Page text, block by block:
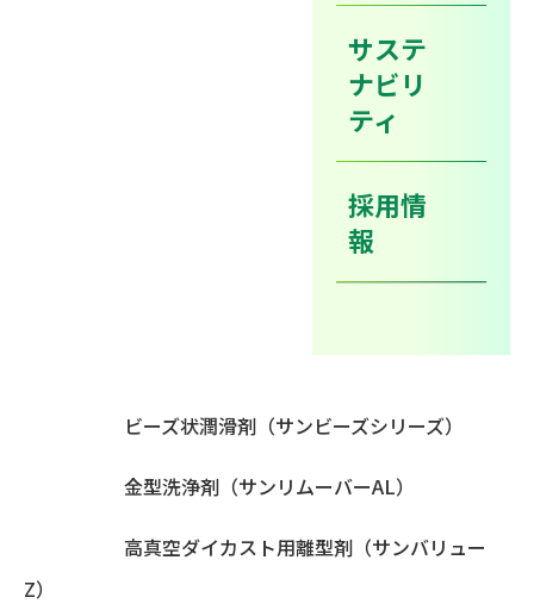
サステ
ナビリ
ティ
採用情
報
2016年5月22日から3日間にかけてポートメッセ名古屋で
世界鋳造展示会inＮＡＧＯＹＡに当社も参加いたしまし
た。当社製品について実演を交えてご説明いたしまし
多くの来場者様に関心をお寄せいただき盛況となりまし
ビーズ状潤滑剤（サンビーズシリーズ）
金型洗浄剤（サンリムーバーAL）
高真空ダイカスト用離型剤（サンバリュー
Z）